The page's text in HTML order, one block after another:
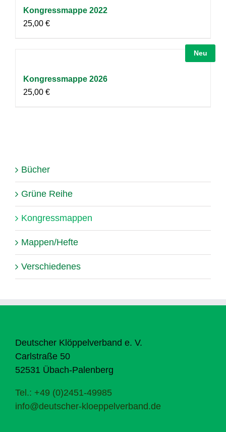
Kongressmappe 2022
25,00 €
Neu
Kongressmappe 2026
25,00 €
Bücher
Grüne Reihe
Kongressmappen
Mappen/Hefte
Verschiedenes
Deutscher Klöppelverband e. V.
Carlstraße 50
52531 Übach-Palenberg
Tel.: +49 (0)2451-49985
info@deutscher-kloeppelverband.de